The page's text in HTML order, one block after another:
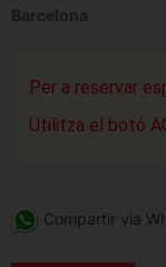
Barcelona
Per a reservar
Utilitza el botó
Compartir via